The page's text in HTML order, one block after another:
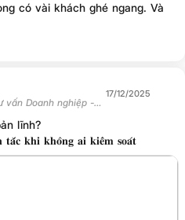
có vài khách ghé ngang. Và
nở nụ cười, rót nước, mời chào,
vấn Doanh nghiệp -
17/12/2025
lĩnh?
𝐤𝐡𝐢 𝐤𝐡𝐨̂𝐧𝐠 𝐚𝐢 𝐤𝐢𝐞̂̉𝐦 𝐬𝐨𝐚́𝐭